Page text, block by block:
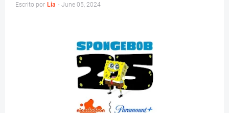
Escrito por Lia - June 05, 2024